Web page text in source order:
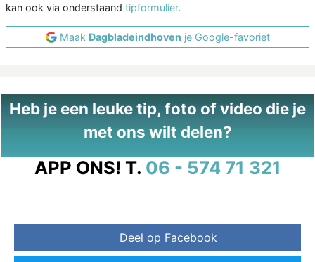
kan ook via onderstaand tipformulier.
Maak Dagbladeindhoven je Google-favoriet
Heb je een leuke tip, foto of video die je
met ons wilt delen?
APP ONS! T. 06 - 574 71 321
Deel op Facebook